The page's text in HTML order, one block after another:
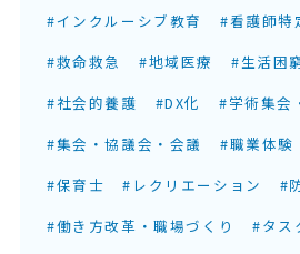
#インクルーシブ教育
#看護師特
#救命救急
#地域医療
#生活困
#社会的養護
#DX化
#学術集会
#集会・協議会・会議
#職業体験
#保育士
#レクリエーション #
#働き方改革・職場づくり
#タス